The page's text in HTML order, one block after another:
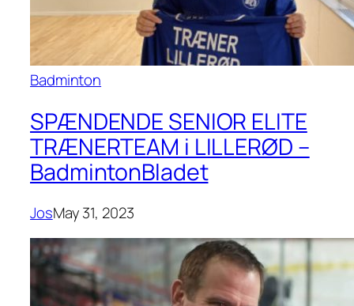
Badminton
SPÆNDENDE SENIOR ELITE
TRÆNERTEAM i LILLERØD –
BadmintonBladet
JosMay 31, 2023